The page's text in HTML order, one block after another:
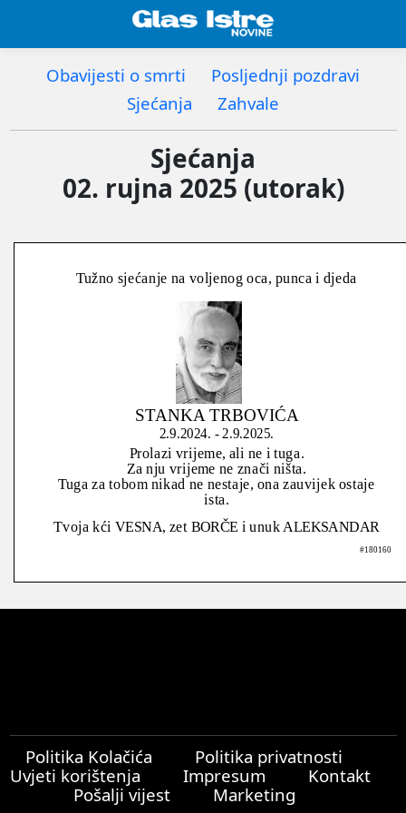
Obavijesti o smrti
Posljednji pozdravi
Sjećanja
Zahvale
Sjećanja
02. rujna 2025 (utorak)
Tužno sjećanje na voljenog oca, punca i djeda
STANKA TRBOVIĆA
2.9.2024. - 2.9.2025.
Prolazi vrijeme, ali ne i tuga.
Za nju vrijeme ne znači ništa.
Tuga za tobom nikad ne nestaje, ona zauvijek ostaje
ista.
Tvoja kći VESNA, zet BORČE i unuk ALEKSANDAR
#180160
Politika Kolačića
Politika privatnosti
Uvjeti korištenja
Impresum
Kontakt
Pošalji vijest
Marketing